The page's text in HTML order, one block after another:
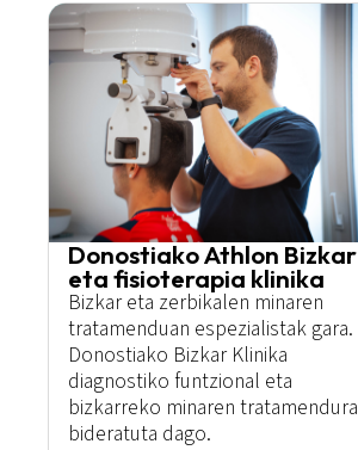
Donostiako Athlon Bizkar
eta fisioterapia klinika
Bizkar eta zerbikalen minaren
tratamenduan espezialistak gara.
Donostiako Bizkar Klinika
diagnostiko funtzional eta
bizkarreko minaren tratamendura
bideratuta dago.